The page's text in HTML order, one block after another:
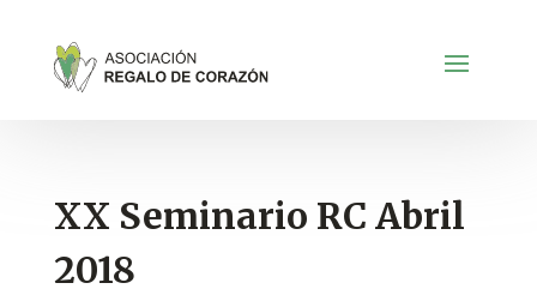
XX Seminario RC Abril
2018